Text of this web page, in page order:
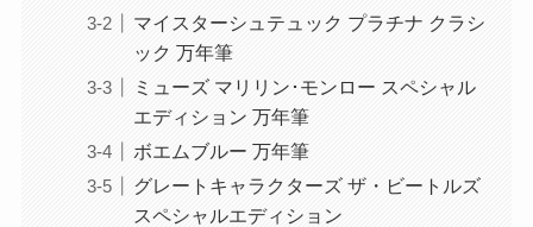
マイスターシュテュック プラチナ クラシ
ック 万年筆
ミューズ マリリン･モンロー スペシャル
エディション 万年筆
ボエムブルー 万年筆
グレートキャラクターズ ザ・ビートルズ
スペシャルエディション